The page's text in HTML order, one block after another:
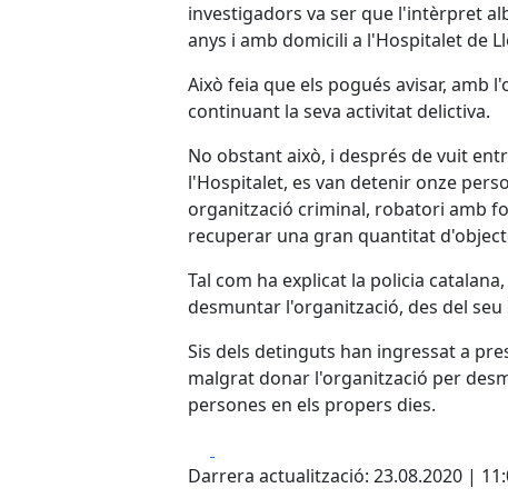
investigadors va ser que l'intèrpret
anys i amb domicili a l'Hospitalet de
Això feia que els pogués avisar,
continuant la seva activitat delictiva.
No obstant això, i després de vuit
l'Hospitalet, es van detenir onze
organització criminal, robatori amb
recuperar una gran quantitat
Tal com ha explicat la policia
desmuntar l'organització, des del
Sis dels detinguts han ingressat a
malgrat donar l'organització per
persones en els propers dies.
Darrera actualització: 23.08.2020 |